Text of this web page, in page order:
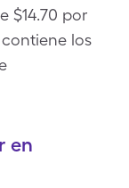
$14.70 por
los
en